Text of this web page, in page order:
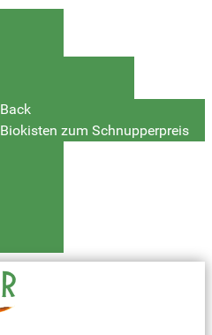
Back
Biokisten zum Schnupperpreis